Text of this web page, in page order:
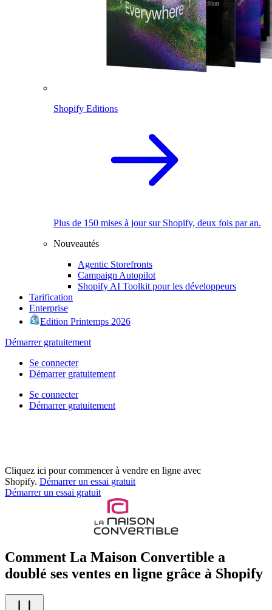
Shopify Editions
Plus de 150 mises à jour sur Shopify, deux fois par an.
Nouveautés
Agentic Storefronts
Campaign Autopilot
Shopify AI Toolkit pour les développeurs
Tarification
Enterprise
Edition Printemps 2026
Démarrer gratuitement
Se connecter
Démarrer gratuitement
Se connecter
Démarrer gratuitement
Cliquez ici pour commencer à vendre en ligne avec
Shopify. Démarrer un essai gratuit
Démarrer un essai gratuit
Comment La Maison Convertible a
doublé ses ventes en ligne grâce à Shopify